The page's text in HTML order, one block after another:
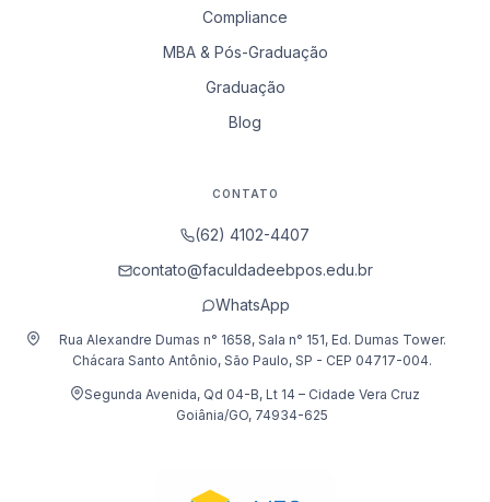
Compliance
MBA & Pós-Graduação
Graduação
Blog
CONTATO
(62) 4102-4407
contato@faculdadeebpos.edu.br
WhatsApp
Rua Alexandre Dumas n° 1658, Sala n° 151, Ed. Dumas Tower.
Chácara Santo Antônio, São Paulo, SP - CEP 04717-004.
Segunda Avenida, Qd 04-B, Lt 14 – Cidade Vera Cruz
Goiânia/GO, 74934-625